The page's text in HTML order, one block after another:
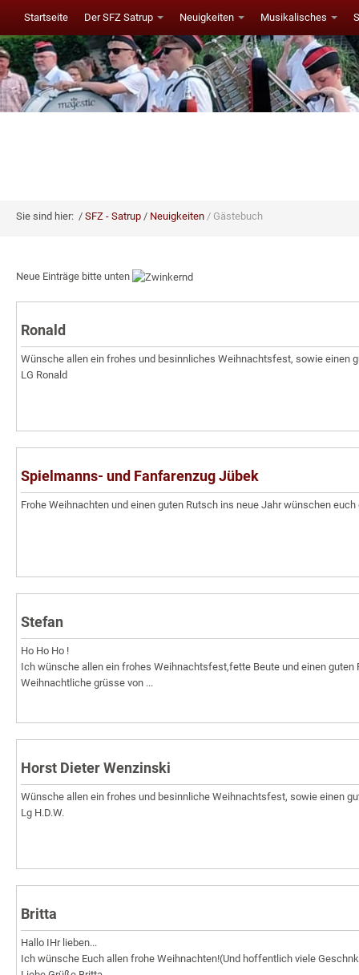
Startseite Der SFZ Satrup Neuigkeiten Musikalisches
Sie sind hier: SFZ - Satrup Neuigkeiten Gästebuch
Neue Einträge bitte unten
Ronald
Wünsche allen ein frohes und besinnliches Weihnachtsfest, sowie einen
LG Ronald
Spielmanns- und Fanfarenzug Jübek
Frohe Weihnachten und einen guten Rutsch ins neue Jahr wünschen euch
Stefan
Ho Ho Ho !
Ich wünsche allen ein frohes Weihnachtsfest,fette Beute und einen guten
Weihnachtliche grüsse von ...
Horst Dieter Wenzinski
Wünsche allen ein frohes und besinnliche Weihnachtsfest, sowie einen
Lg H.D.W.
Britta
Hallo IHr lieben...
Ich wünsche Euch allen frohe Weihnachten!(Und hoffentlich viele